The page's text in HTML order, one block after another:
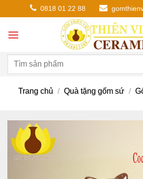
đến
nội
0818 01 22 88
Trang chủ / Quà tặng gốm sứ /